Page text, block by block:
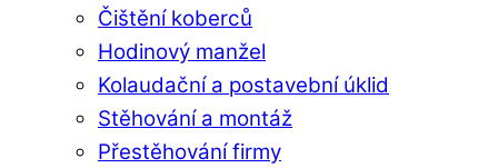
Čištění koberců
Hodinový manžel
Kolaudační a postavební úklid
Stěhování a montáž
Přestěhování firmy